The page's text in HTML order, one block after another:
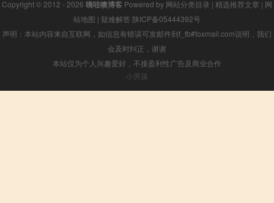
Copyright © 2012 - 2026 咦哇噢博客 Powered by 网站分类目录 | 精选推荐文章 | 网
站地图 | 疑难解答 陕ICP备05444392号
声明：本站内容来自互联网，如信息有错误可发邮件到f_fb#foxmail.com说明，我们
会及时纠正，谢谢
本站仅为个人兴趣爱好，不接盈利性广告及商业合作
小男孩